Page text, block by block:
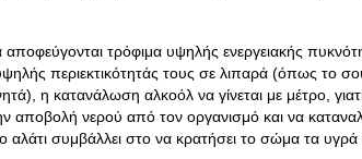
τρόφιμα υψηλής ενεργειακής
περιεκτικότητάς τους σε λιπαρά (όπως το
η κατανάλωση αλκοόλ να γίνεται με μέτρο,
αποβολή νερού από τον οργανισμό και να
αλάτι συμβάλλει στο να κρατήσει το σώμα τα υγρά